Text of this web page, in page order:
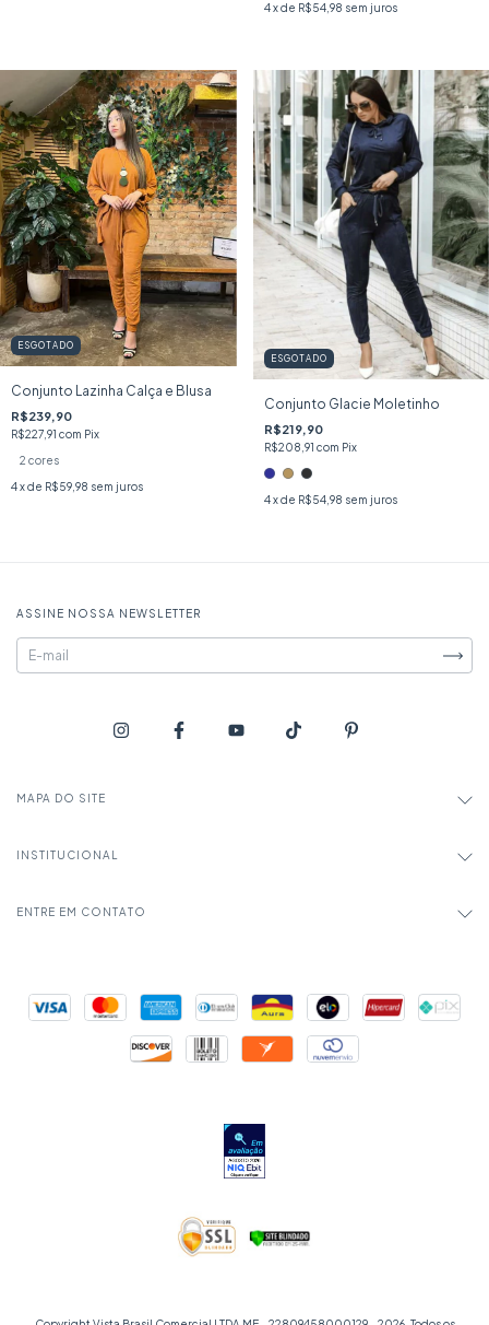
4 x de R$54,98 sem juros
ESGOTADO
Conjunto Lazinha Calça e Blusa
R$239,90
R$227,91 com Pix
2 cores
4x de R$59,98 sem juros
ESGOTADO
Conjunto Glacie Moletinho
R$219,90
R$208,91 com Pix
4 x de R$54,98 sem juros
ASSINE NOSSA NEWSLETTER
MAPA DO SITE
INSTITUCIONAL
ENTRE EM CONTATO